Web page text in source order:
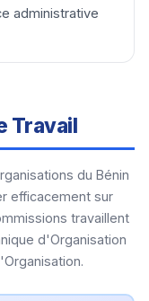
administrative
Travail
du Bénin
efficacement sur
travaillent
d'Organisation